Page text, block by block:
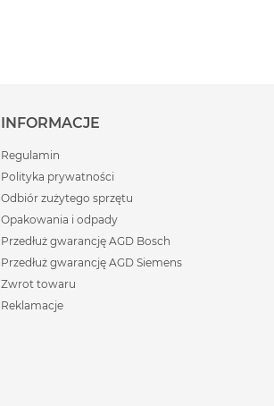
INFORMACJE
Regulamin
Polityka prywatności
Odbiór zużytego sprzętu
Opakowania i odpady
Przedłuż gwarancję AGD Bosch
Przedłuż gwarancję AGD Siemens
Zwrot towaru
Reklamacje